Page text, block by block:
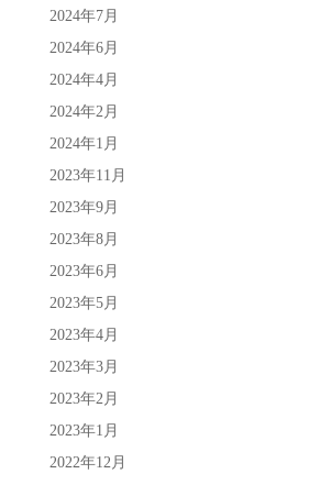
2024年7月
2024年6月
2024年4月
2024年2月
2024年1月
2023年11月
2023年9月
2023年8月
2023年6月
2023年5月
2023年4月
2023年3月
2023年2月
2023年1月
2022年12月